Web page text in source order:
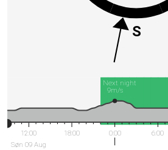
S
Next night
12:00
Søn 09 Aug
18:00 0:00 6:00
9m/s